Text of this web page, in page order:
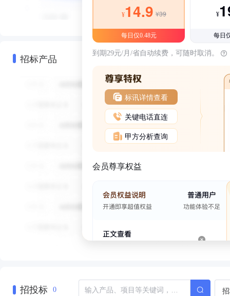
招标产品
¥14.9 ¥39
每日仅0.48元
¥
每日
到期29元/月/省自动续费，可随时取消。
标讯详情查看
关键电话直连
甲方分析查询
会员尊享权益
招投标 0